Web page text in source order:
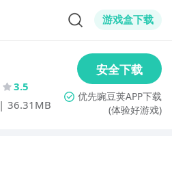
游戏盒下载
3.5
| 36.31MB (体验好游戏)